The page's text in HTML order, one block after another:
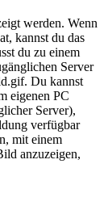
werden. Wenn
kannst du das
du zu einem
Server
Du kannst
eigenen PC
Server),
verfügbar
mit einem
anzuzeigen,